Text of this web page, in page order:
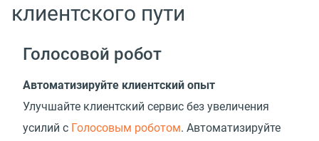
клиентского пути
Голосовой робот
Автоматизируйте клиентский опыт
Улучшайте клиентский сервис без увеличения
усилий с Голосовым роботом. Автоматизируйте